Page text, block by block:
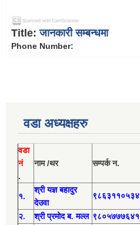
Title:जानकारी सम्बन्धमा
Phone Number:
वडा अध्यक्षहरु
वडा
नं
.
नाम /थर सम्पर्क न.
१.
श्री यज्ञ बहादुर
देउवा
९८६३११०५३४
२. श्रीप्रमोदब. मल्ल ९८०५७७७६४१